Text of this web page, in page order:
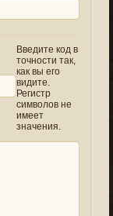
Введите код в
точности так,
как вы его
видите.
Регистр
символов не
имеет
значения.